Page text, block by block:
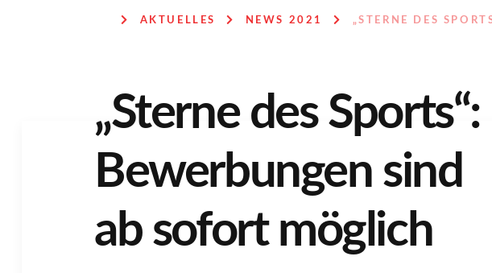
AKTUELLES NEWS 2021 „STERNE DES
„Sterne des Sports“:
Bewerbungen sind
ab sofort möglich